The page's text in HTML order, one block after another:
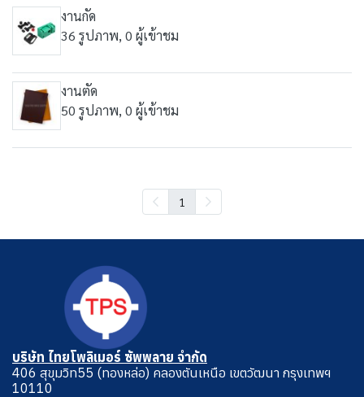
งานกัด
36 รูปภาพ, 0 ผู้เข้าชม
งานตัด
50 รูปภาพ, 0 ผู้เข้าชม
1
บริษัท ไทยโพลิเมอร์ ซัพพลาย จำกัด
406 สุขุมวิท55 (ทองหล่อ) คลองตันเหนือ เขตวัฒนา กรุงเทพฯ
10110